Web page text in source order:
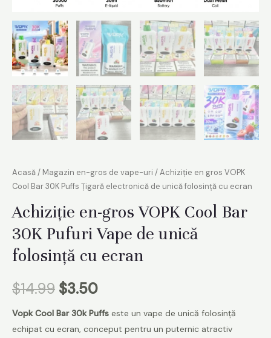
Acasă/ Magazin en-gros de vape-uri / Achiziție en gros VOPK
Cool Bar 30K Puffs Țigară electronică de unică folosință cu ecran
Achiziție en-gros VOPK Cool Bar
30K Pufuri Vape de unică
folosință cu ecran
$14.99 $3.50
Vopk Cool Bar 30k Puffs este un vape de unică folosință
echipat cu ecran, conceput pentru un puternic atractiv